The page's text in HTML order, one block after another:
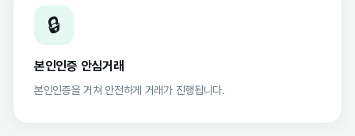
🔒
본인인증 안심거래
본인인증을 거쳐 안전하게 거래가 진행됩니다.